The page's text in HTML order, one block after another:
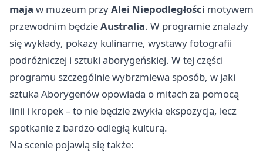
maja w muzeum przyAlei Niepodległości motywem
przewodnim będzieAustralia. W programie znalazły
się wykłady, pokazy kulinarne, wystawy fotografii
podróżniczej i sztuki aborygeńskiej. W tej części
programu szczególnie wybrzmiewa sposób, w jaki
sztuka Aborygenów opowiada o mitach za pomocą
linii i kropek – to nie będzie zwykła ekspozycja, lecz
spotkanie z bardzo odległą kulturą.
Na scenie pojawią się także: